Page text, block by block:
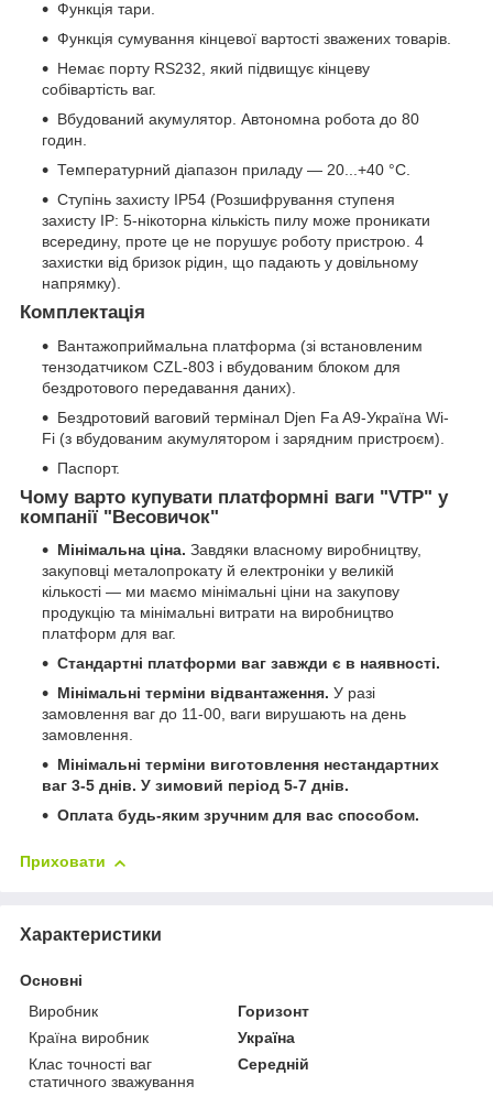
Функція тари.
Функція сумування кінцевої вартості зважених товарів.
Немає порту RS232, який підвищує кінцеву
собівартість ваг.
Вбудований акумулятор. Автономна робота до 80
годин.
Температурний діапазон приладу — 20...+40 °C.
Ступінь захисту IP54 (Розшифрування ступеня
захисту IP: 5-нікоторна кількість пилу може проникати
всередину, проте це не порушує роботу пристрою. 4
захистки від бризок рідин, що падають у довільному
напрямку).
Комплектація
Вантажоприймальна платформа (зі встановленим
тензодатчиком CZL-803 і вбудованим блоком для
бездротового передавання даних).
Бездротовий ваговий термінал Djen Fa A9-Україна Wi-
Fi (з вбудованим акумулятором і зарядним пристроєм).
Паспорт.
Чому варто купувати платформні ваги "VTP" у
компанії "Весовичок"
Мінімальна ціна. Завдяки власному виробництву,
закуповці металопрокату й електроніки у великій
кількості — ми маємо мінімальні ціни на закупову
продукцію та мінімальні витрати на виробництво
платформ для ваг.
Стандартні платформи ваг завжди є в наявності.
Мінімальні терміни відвантаження. У разі
замовлення ваг до 11-00, ваги вирушають на день
замовлення.
Мінімальні терміни виготовлення нестандартних
ваг 3-5 днів. У зимовий період 5-7 днів.
Оплата будь-яким зручним для вас способом.
Приховати
Характеристики
Основні
Виробник
Горизонт
Країна виробник
Україна
Клас точності ваг
статичного зважування
Середній